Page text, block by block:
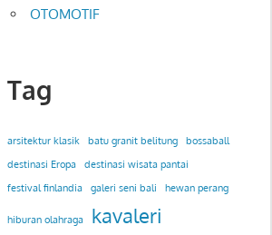
OTOMOTIF
Tag
arsitektur klasik batu granit belitung
bossaball
destinasi Eropa
destinasi wisata pantai
festival finlandia
galeri seni bali hewan perang
hiburan olahraga
kavaleri